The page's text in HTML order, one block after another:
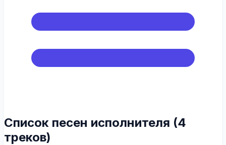
Список песен исполнителя (4
треков)